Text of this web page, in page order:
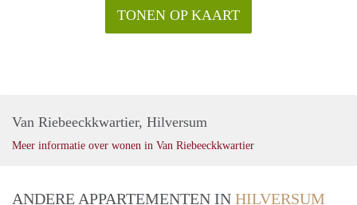
TONEN OP KAART
Van Riebeeckkwartier, Hilversum
Meer informatie over wonen in Van Riebeeckkwartier
ANDERE APPARTEMENTEN IN HILVERSUM